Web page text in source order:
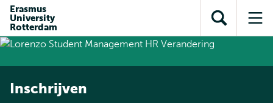
inhoud
gaan
gaan
Direct naar
subnavigatie
Erasmus
University
Rotterdam
Toon
zoekveld
Inschrijven